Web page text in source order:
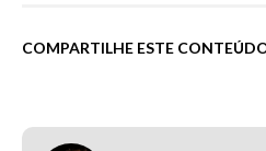
COMPARTILHE ESTE